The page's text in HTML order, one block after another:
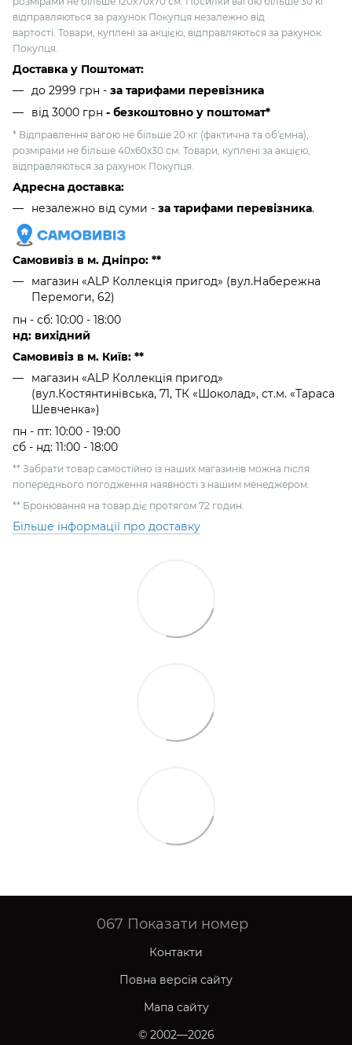
відправляються за рахунок Покупця незалежно від
вартості. Товари, куплені за акцією, відправляються за рахунок
Покупця.
Доставка у Поштомат:
до 2999 грн - за тарифами перевізника
від 3000 грн - безкоштовно у поштомат*
* Відправлення вагою не більше 20 кг (фактична та об'ємна),
розмірами не більше 40х60х30 см. Товари, куплені за акцією,
відправляються за рахунок Покупця.
Адресна доставка:
незалежно від суми - за тарифами перевізника.
Самовивіз в м. Дніпро: **
магазин «ALP Коллекція пригод» (вул.Набережна
Перемоги, 62)
пн - сб: 10:00 - 18:00
нд: вихідний
Самовивіз в м. Київ: **
магазин «ALP Коллекція пригод»
(вул.Костянтинівська, 71, ТК «Шоколад», ст.м. «Тараса
Шевченка»)
пн - пт: 10:00 - 19:00
сб - нд: 11:00 - 18:00
** Забрати товар самостійно із наших магазинів можна після
попереднього погодження наявності з нашим менеджером.
** Бронювання на товар діє протягом 72 годин.
Більше інформації про доставку
067 Показати номер
Контакти
Повна версія сайту
Мапа сайту
© 2002—2026